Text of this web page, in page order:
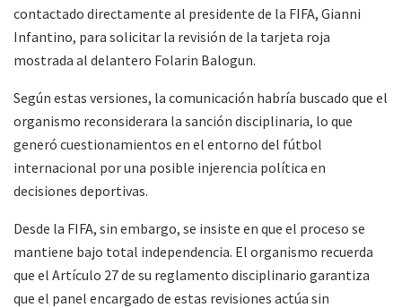
contactado directamente al presidente de la FIFA, Gianni
Infantino, para solicitar la revisión de la tarjeta roja
mostrada al delantero Folarin Balogun.
Según estas versiones, la comunicación habría buscado que el
organismo reconsiderara la sanción disciplinaria, lo que
generó cuestionamientos en el entorno del fútbol
internacional por una posible injerencia política en
decisiones deportivas.
Desde la FIFA, sin embargo, se insiste en que el proceso se
mantiene bajo total independencia. El organismo recuerda
que el Artículo 27 de su reglamento disciplinario garantiza
que el panel encargado de estas revisiones actúa sin